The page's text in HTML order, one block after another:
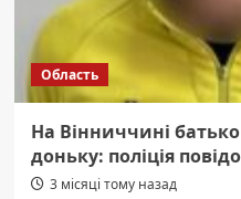
Область
На Вінниччині
доньку: поліція
3 місяці тому назад